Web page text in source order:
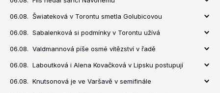
06.08. Šwiateková v Torontu smetla Golubicovou
06.08. Sabalenková si podmínky v Torontu užívá
06.08. Valdmannová píše osmé vítězství v řadě
06.08. Laboutková i Alena Kovačková v Lipsku postupují
06.08. Knutsonová je ve Varšavě v semifinále